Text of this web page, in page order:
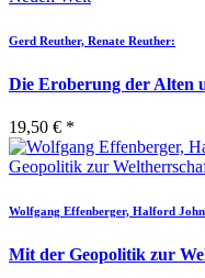
Gerd Reuther, Renate Reuther:
Die Eroberung der Alten
19,50 € *
Wolfgang Effenberger, Halford
Mit der Geopolitik zur